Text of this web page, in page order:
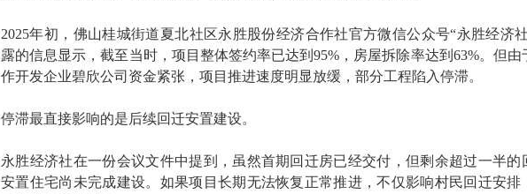
2025年初，佛山桂城街道夏北社区永胜股份经济合作社官方微信公众号“永胜经济
露的信息显示，截至当时，项目整体签约率已达到95%，房屋拆除率达到63%。但由
作开发企业碧欣公司资金紧张，项目推进速度明显放缓，部分工程陷入停滞。
停滞最直接影响的是后续回迁安置建设。
永胜经济社在一份会议文件中提到，虽然首期回迁房已经交付，但剩余超过一半的
安置住宅尚未完成建设。如果项目长期无法恢复正常推进，不仅影响村民回迁安排